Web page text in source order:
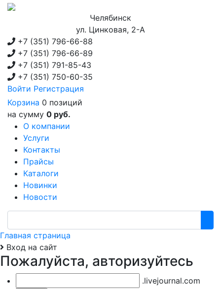
Челябинск
ул. Цинковая, 2-А
+7 (351) 796-66-88
+7 (351) 796-66-89
+7 (351) 791-85-43
+7 (351) 750-60-35
Войти Регистрация
Корзина 0 позиций
на сумму 0 руб.
О компании
Услуги
Контакты
Прайсы
Каталоги
Новинки
Новости
Главная страница
Вход на сайт
Пожалуйста, авторизуйтесь
.livejournal.com